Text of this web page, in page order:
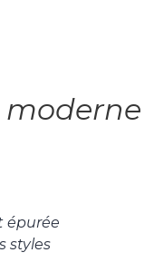
moderne
épurée
styles